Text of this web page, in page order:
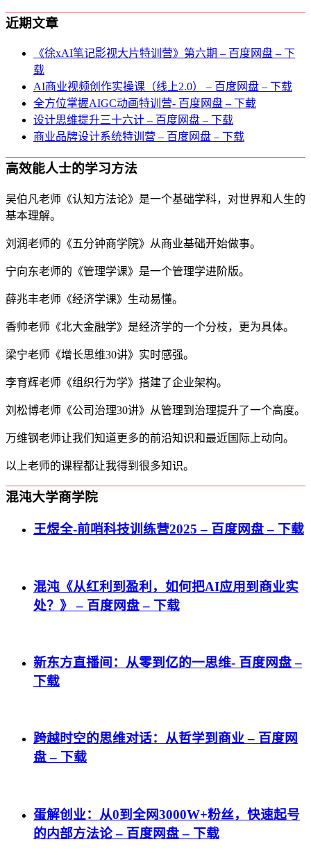
近期文章
《徐xAI笔记影视大片特训营》第六期 – 百度网盘 – 下
载
AI商业视频创作实操课（线上2.0） – 百度网盘 – 下载
全方位掌握AIGC动画特训营- 百度网盘 – 下载
设计思维提升三十六计 – 百度网盘 – 下载
商业品牌设计系统特训营 – 百度网盘 – 下载
高效能人士的学习方法
吴伯凡老师《认知方法论》是一个基础学科，对世界和人生的
基本理解。
刘润老师的《五分钟商学院》从商业基础开始做事。
宁向东老师的《管理学课》是一个管理学进阶版。
薛兆丰老师《经济学课》生动易懂。
香帅老师《北大金融学》是经济学的一个分枝，更为具体。
梁宁老师《增长思维30讲》实时感强。
李育辉老师《组织行为学》搭建了企业架构。
刘松博老师《公司治理30讲》从管理到治理提升了一个高度。
万维钢老师让我们知道更多的前沿知识和最近国际上动向。
以上老师的课程都让我得到很多知识。
混沌大学商学院
王煜全-前哨科技训练营2025 – 百度网盘 – 下载
混沌《从红利到盈利，如何把AI应用到商业实
处？》 – 百度网盘 – 下载
新东方直播间：从零到亿的一思维- 百度网盘 –
下载
跨越时空的思维对话：从哲学到商业 – 百度网
盘 – 下载
蛋解创业：从0到全网3000W+粉丝，快速起号
的内部方法论 – 百度网盘 – 下载